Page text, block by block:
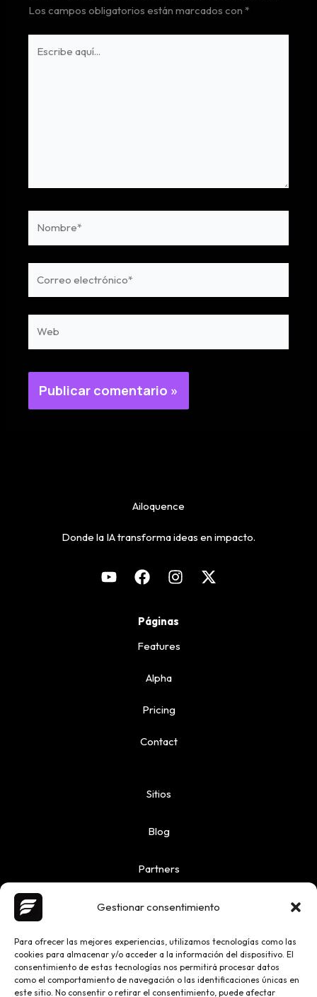
Gestionar consentimiento
Para ofrecer las mejores experiencias, utilizamos tecnologías como las
cookies para almacenar y/o acceder a la información del dispositivo. El
consentimiento de estas tecnologías nos permitirá procesar datos
como el comportamiento de navegación o las identificaciones únicas en
este sitio. No consentir o retirar el consentimiento, puede afectar
Los campos obligatorios están marcados con*
aquí...
electrónico*
Ailoquence
Donde la IA transforma ideas en impacto.
Páginas
Features
Alpha
Pricing
Contact
Sitios
Blog
Partners
Copyright © 2026 Ailoquence | Powered by Ailoquence